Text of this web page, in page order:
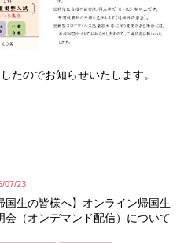
たのでお知らせいたします。
07/23
国生の皆様へ】オンライン帰国生
会（オンデマンド配信）について